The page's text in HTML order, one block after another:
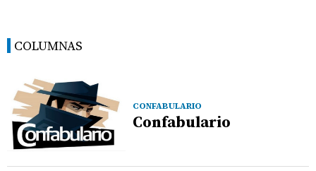
COLUMNAS
CONFABULARIO
Confabulario